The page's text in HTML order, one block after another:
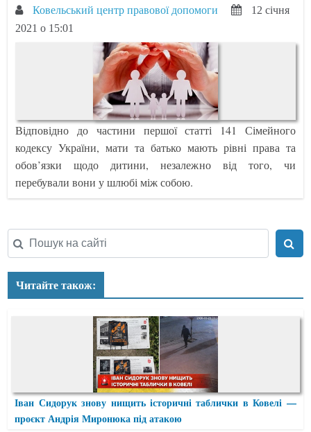
Ковельський центр правової допомоги
12 січня
2021 о 15:01
Відповідно до частини першої статті 141 Сімейного
кодексу України, мати та батько мають рівні права та
обов’язки щодо дитини, незалежно від того, чи
перебували вони у шлюбі між собою.
Читайте також:
Іван Сидорук знову нищить історичні таблички в Ковелі —
проєкт Андрія Миронюка під атакою